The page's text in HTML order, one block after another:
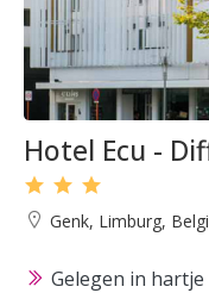
Hotel Ecu -
Genk, Limburg,
Gelegen in hartje